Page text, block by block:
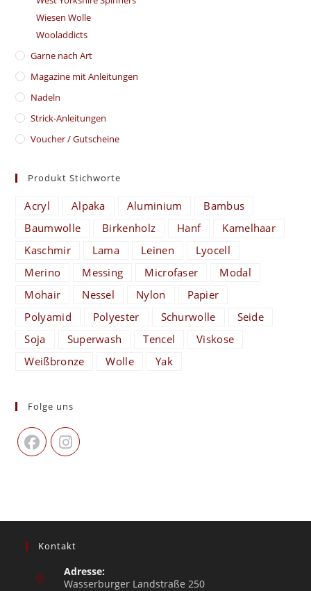
Wiesen Wolle
Wooladdicts
Garne nach Art
Magazine mit Anleitungen
Nadeln
Strick-Anleitungen
Voucher / Gutscheine
Produkt Stichworte
Acryl Alpaka Aluminium
Bambus
Baumwolle
Birkenholz Hanf
Kamelhaar
Kaschmir
Lama Leinen
Lyocell
Merino
Messing Microfaser
Modal
Mohair
Nessel Nylon
Papier
Polyamid
Polyester Schurwolle
Seide
Soja
Superwash Tencel
Viskose
Weißbronze
Wolle Yak
Folge uns
Kontakt
Adresse:
Wasserburger Landstraße 250